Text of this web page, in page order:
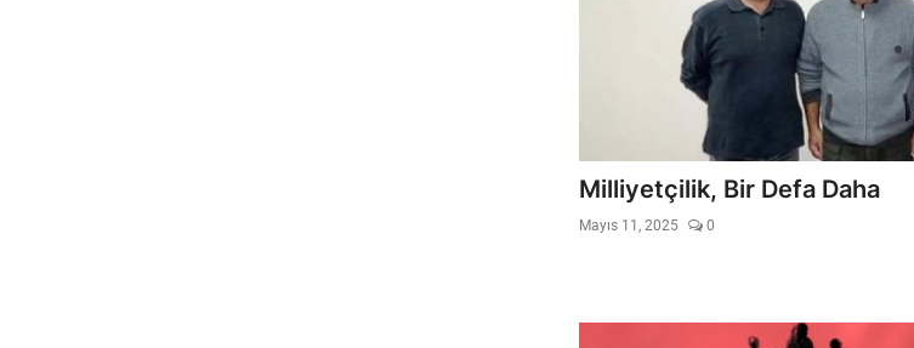
Milliyetçilik, Bir Defa Daha
Mayıs 11, 2025 0